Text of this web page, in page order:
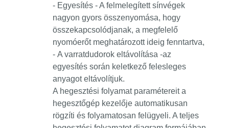
- Egyesítés - A felmelegített sínvégek
nagyon gyors összenyomása, hogy
összekapcsolódjanak, a megfelelő
nyomóerőt meghatározott ideig fenntartva,
- A varratdudorok eltávolítása -az
egyesítés során keletkező felesleges
anyagot eltávolítjuk.
A hegesztési folyamat paramétereit a
hegesztőgép kezelője automatikusan
rögzíti és folyamatosan felügyeli. A teljes